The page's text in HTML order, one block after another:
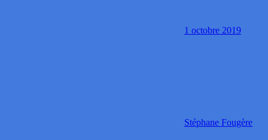
1 octobre 2019
Stéphane Fougère